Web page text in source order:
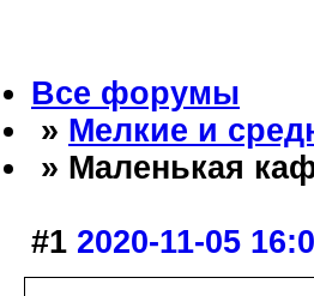
Все форумы
» Мелкие и
» Маленькая
#1 2020-11-05